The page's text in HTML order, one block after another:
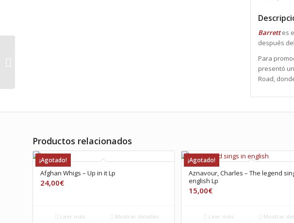
Barrettes
después
Para
presentó
Road,
Productos relacionados
¡Agotado!
Afghan Whigs ‎– Up in it Lp
24,00€
Leer más Mostrar detalles
¡Agotado!
Aznavour, Charles – The legend
english Lp
15,00€
Leer más Mostrar